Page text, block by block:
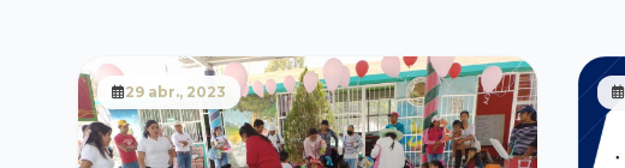
29 abr., 2023